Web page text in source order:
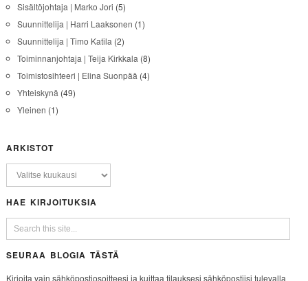
Sisältöjohtaja | Marko Jori (5)
Suunnittelija | Harri Laaksonen (1)
Suunnittelija | Timo Katila (2)
Toiminnanjohtaja | Teija Kirkkala (8)
Toimistosihteeri | Elina Suonpää (4)
Yhteiskynä (49)
Yleinen (1)
ARKISTOT
HAE KIRJOITUKSIA
SEURAA BLOGIA TÄSTÄ
Kirjoita vain sähköpostiosoitteesi ja kuittaa tilauksesi sähköpostiisi tulevalla